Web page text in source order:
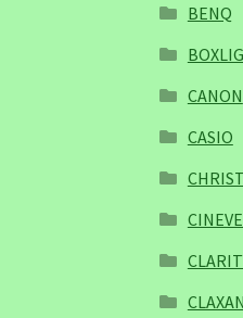
BENQ
CANON
CASIO
CLAXAN